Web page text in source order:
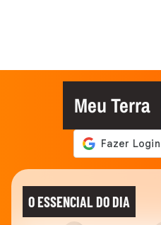
Meu Terra
O ESSENCIAL DO DIA